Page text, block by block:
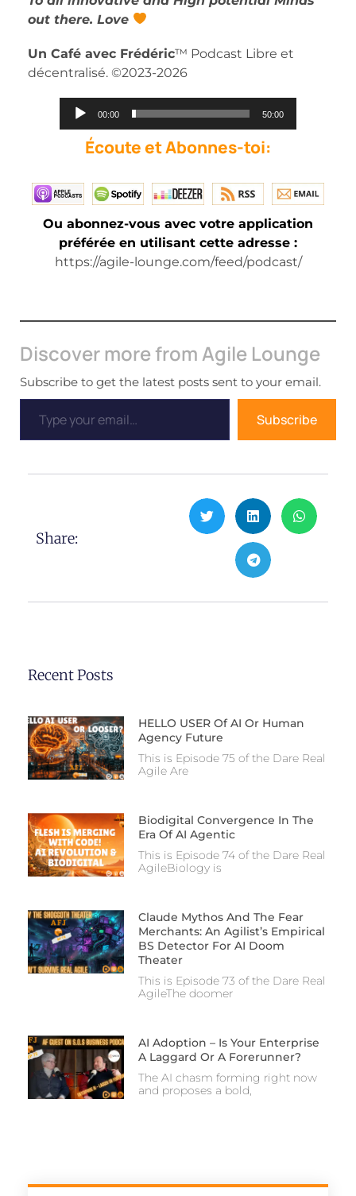
out there. Love
Un Café avec Frédéric™ Podcast Libre et
décentralisé. ©2023-2026
Audio
00:00 50:00
Écoute et Abonnes-toi:
Ou abonnez-vous avec votre application
préférée en utilisant cette adresse :
https://agile-lounge.com/feed/podcast/
Discover more from Agile Lounge
Subscribe to get the latest posts sent to your email.
Subscribe
Share:
Recent Posts
HELLO USER Of AI Or Human
Agency Future
This is Episode 75 of the Dare Real
Agile Are
Biodigital Convergence In The
Era Of AI Agentic
This is Episode 74 of the Dare Real
AgileBiology is
Claude Mythos And The Fear
Merchants: An Agilist’s Empirical
BS Detector For AI Doom
Theater
This is Episode 73 of the Dare Real
AgileThe doomer
AI Adoption – Is Your Enterprise
A Laggard Or A Forerunner?
The AI chasm forming right now
and proposes a bold,